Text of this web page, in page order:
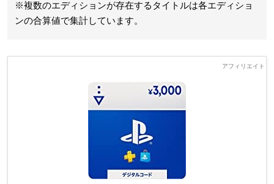
※複数のエディションが存在するタイトルは各エディショ
ンの合算値で集計しています。